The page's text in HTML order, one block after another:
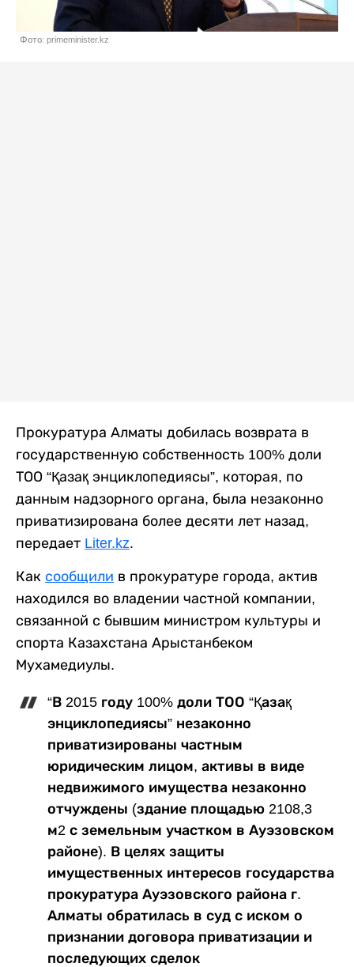
Фото: primeminister.kz
Прокуратура Алматы добилась возврата в
государственную собственность 100% доли
ТОО “Қазақ энциклопедиясы”, которая, по
данным надзорного органа, была незаконно
приватизирована более десяти лет назад,
передает Liter.kz.
Как сообщили в прокуратуре города, актив
находился во владении частной компании,
связанной с бывшим министром культуры и
спорта Казахстана Арыстанбеком
Мухамедиулы.
“В 2015 году 100% доли ТОО “Қазақ
энциклопедиясы” незаконно
приватизированы частным
юридическим лицом, активы в виде
недвижимого имущества незаконно
отчуждены (здание площадью 2108,3
м2 с земельным участком в Ауэзовском
районе). В целях защиты
имущественных интересов государства
прокуратура Ауэзовского района г.
Алматы обратилась в суд с иском о
признании договора приватизации и
последующих сделок